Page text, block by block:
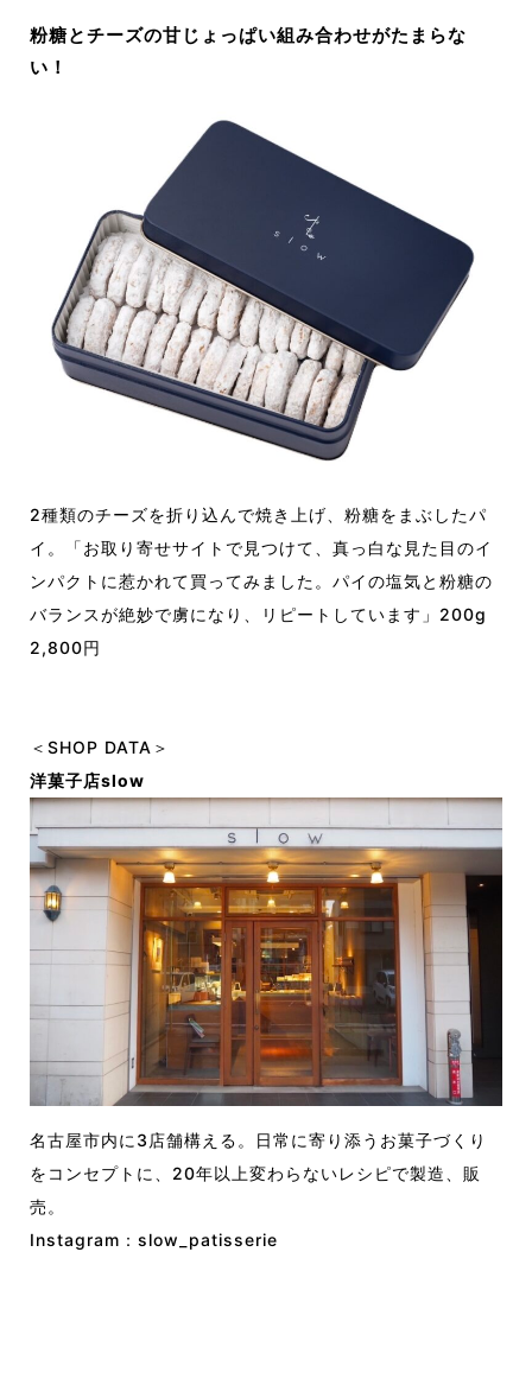
粉糖とチーズの甘じょっぱい組み合わせがたまらな
い ！
2種類のチーズを折り込んで焼き上げ、粉糖をまぶしたパ
イ。「お取り寄せサイトで見つけて、真っ白な見た目のイ
ンパクトに惹かれて買ってみました。パイの塩気と粉糖の
バランスが絶妙で虜になり、リピートしています」200g
2,800円
＜SHOP DATA＞
洋菓子店slow
名古屋市内に3店舗構える。日常に寄り添うお菓子づくり
をコンセプトに、20年以上変わらないレシピで製造、販
売。
Instagram： slow_patisserie